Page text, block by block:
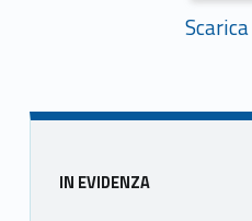
Sidebar
IN EVIDENZA